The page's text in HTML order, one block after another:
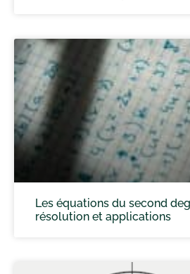
Les équations du second
résolution et applications